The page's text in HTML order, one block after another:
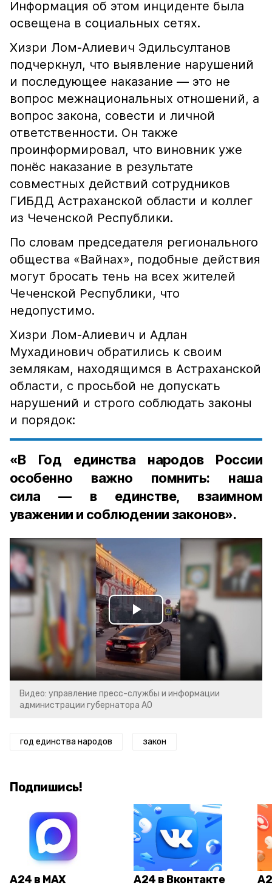
Информация об этом инциденте была
освещена в социальных сетях.
Хизри Лом-Алиевич Эдильсултанов
подчеркнул, что выявление нарушений
и последующее наказание — это не
вопрос межнациональных отношений, а
вопрос закона, совести и личной
ответственности. Он также
проинформировал, что виновник уже
понёс наказание в результате
совместных действий сотрудников
ГИБДД Астраханской области и коллег
из Чеченской Республики.
По словам председателя регионального
общества «Вайнах», подобные действия
могут бросать тень на всех жителей
Чеченской Республики, что
недопустимо.
Хизри Лом-Алиевич и Адлан
Мухадинович обратились к своим
землякам, находящимся в Астраханской
области, с просьбой не допускать
нарушений и строго соблюдать законы
и порядок:
«В Год единства народов России
особенно важно помнить: наша
сила — в единстве, взаимном
уважении и соблюдении законов».
Play
Video
Видео: управление пресс-службы и информации
администрации губернатора АО
год единства народов закон
Подпишись!
А24 в MAX А24 в Вконтакте